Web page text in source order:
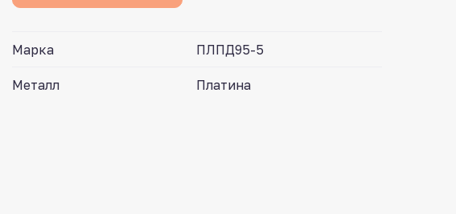
Марка ПЛПД95-5
Металл Платина